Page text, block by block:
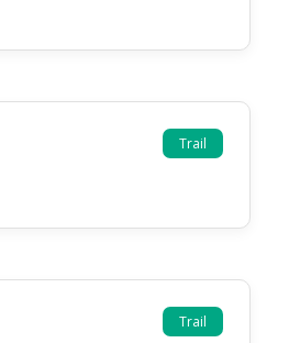
Trail
Trail